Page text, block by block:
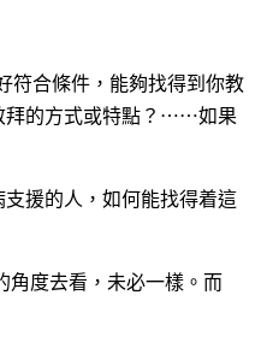
符合條件，能夠找得到你教
拜的方式或特點？⋯⋯如果
援的人，如何能找得着這
角度去看，未必一樣。而